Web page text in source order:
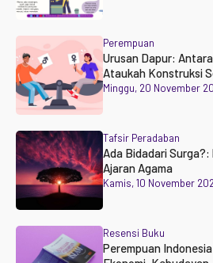
Perempuan
Urusan Dapur:
Ataukah Konstruksi
Minggu, 20 November
Tafsir Peradaban
Ada Bidadari
Ajaran Agama
Kamis, 10 November
Resensi Buku
Perempuan